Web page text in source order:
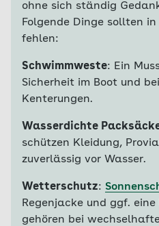
ohne sich ständig
Folgende Dinge sollten
fehlen:
Schwimmweste: Ein
Sicherheit im Boot und
Kenterungen.
Wasserdichte
schützen Kleidung,
zuverlässig vor Wasser.
Wetterschutz:
Regenjacke und ggf.
gehören bei